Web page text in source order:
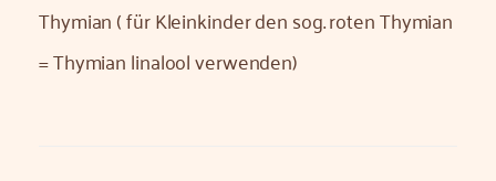
Thymian ( für Kleinkinder den sog. roten Thymian
= Thymian linalool verwenden)